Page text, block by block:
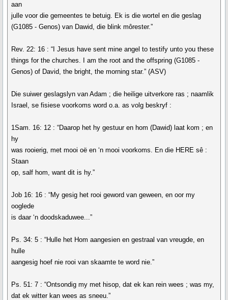
aan
julle voor die gemeentes te betuig. Ek is die wortel en die geslag
(G1085 - Genos) van Dawid, die blink môrester.”
Rev. 22: 16 : “I Jesus have sent mine angel to testify unto you these
things for the churches. I am the root and the offspring (G1085 -
Genos) of David, the bright, the morning star.” (ASV)
Die suiwer geslagslyn van Adam ; die heilige uitverkore ras ; naamlik
Israel, se fisiese voorkoms word o.a. as volg beskryf :
1Sam. 16: 12 : “Daarop het hy gestuur en hom (Dawid) laat kom ; en
hy
was rooierig, met mooi oë en ‘n mooi voorkoms. En die HERE sê :
Staan
op, salf hom, want dit is hy.”
Job 16: 16 : “My gesig het rooi geword van geween, en oor my
ooglede
is daar ‘n doodskaduwee...”
Ps. 34: 5 : “Hulle het Hom aangesien en gestraal van vreugde, en
hulle
aangesig hoef nie rooi van skaamte te word nie.”
Ps. 51: 7 : “Ontsondig my met hisop, dat ek kan rein wees ; was my,
dat ek witter kan wees as sneeu.”